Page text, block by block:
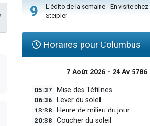
9
L'édito de la semaine - En visite chez
Steipler
Horaires pour Columbus
7 Août 2026 - 24 Av 5786
05:37 Mise des Téfilines
06:36 Lever du soleil
13:38 Heure de milieu du jour
20:38 Coucher du soleil